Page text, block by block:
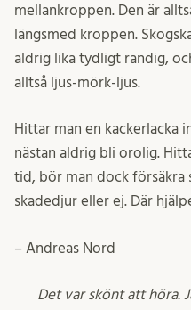
mellankroppen. Den är
längsmed kroppen.
aldrig lika tydligt randig,
alltså ljus-mörk-ljus.
Hittar man en kackerlacka
nästan aldrig bli orolig.
tid, bör man dock
skadedjur eller ej. Där
– Andreas Nord
Det var skönt att höra.